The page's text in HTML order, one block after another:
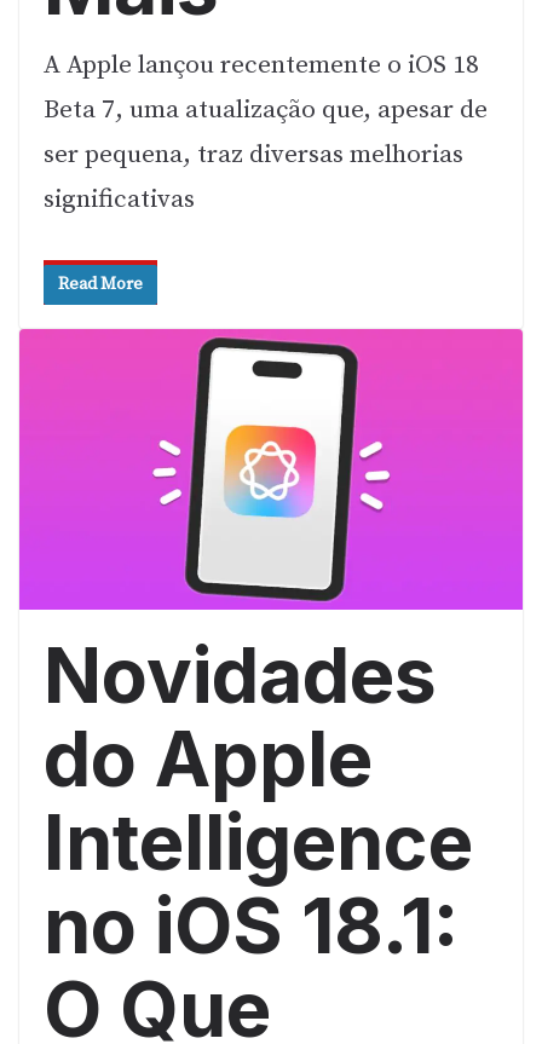
A Apple lançou recentemente o iOS 18
Beta 7, uma atualização que, apesar de
ser pequena, traz diversas melhorias
significativas
Read More
Novidades
do Apple
Intelligence
no iOS 18.1:
O Que